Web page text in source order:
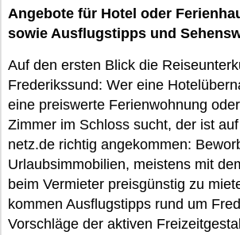
Angebote für Hotel oder
sowie Ausflugstipps und
Auf den ersten Blick die
Frederikssund: Wer eine
eine preiswerte Ferienwohnung
Zimmer im Schloss sucht, der ist
netz.de richtig angekommen:
Urlaubsimmobilien, meistens mit
beim Vermieter preisgünstig zu
kommen Ausflugstipps rund um
Vorschläge der aktiven